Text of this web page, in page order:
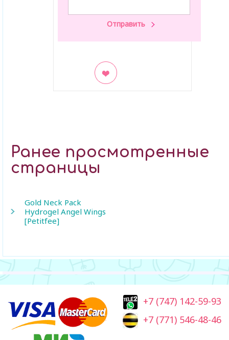
Ранее просмотренные
страницы
Gold Neck Pack
Hydrogel Angel Wings
[Petitfee]
+7 (747) 142-59-93
+7 (771) 546-48-46